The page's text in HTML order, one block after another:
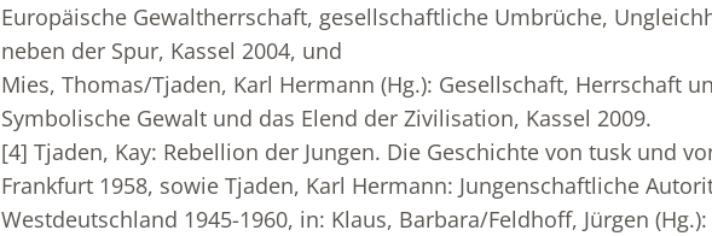
Europäische Gewaltherrschaft, gesellschaftliche Umbrüche,
neben der Spur, Kassel 2004, und
Mies, Thomas/Tjaden, Karl Hermann (Hg.): Gesellschaft, Herrschaft
Symbolische Gewalt und das Elend der Zivilisation, Kassel 2009.
[4] Tjaden, Kay: Rebellion der Jungen. Die Geschichte von tusk und
Frankfurt 1958, sowie Tjaden, Karl Hermann: Jungenschaftliche
Westdeutschland 1945-1960, in: Klaus, Barbara/Feldhoff, Jürgen